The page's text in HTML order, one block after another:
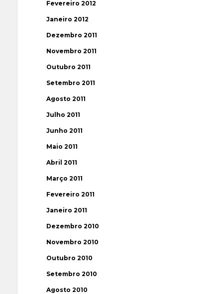
Fevereiro 2012
Janeiro 2012
Dezembro 2011
Novembro 2011
Outubro 2011
Setembro 2011
Agosto 2011
Julho 2011
Junho 2011
Maio 2011
Abril 2011
Março 2011
Fevereiro 2011
Janeiro 2011
Dezembro 2010
Novembro 2010
Outubro 2010
Setembro 2010
Agosto 2010